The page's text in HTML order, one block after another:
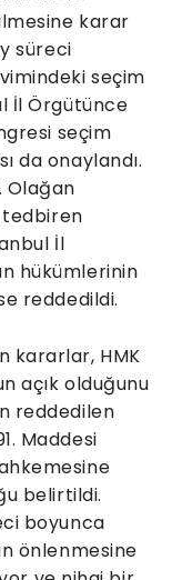
karar
süreci
seçim
İl Örgütünce
seçim
da onaylandı.
Olağan
tedbiren
İl
hükümlerinin
reddedildi.
kararlar, HMK
açık olduğunu
reddedilen
Maddesi
belirtildi.
boyunca
önlenmesine